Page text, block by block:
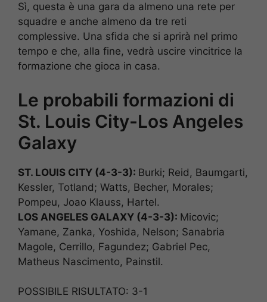
Sì, questa è una gara da almeno una rete per
squadre e anche almeno da tre reti
complessive. Una sfida che si aprirà nel primo
tempo e che, alla fine, vedrà uscire vincitrice la
formazione che gioca in casa.
Le probabili formazioni di
St. Louis City-Los Angeles
Galaxy
ST. LOUIS CITY (4-3-3): Burki; Reid, Baumgarti,
Kessler, Totland; Watts, Becher, Morales;
Pompeu, Joao Klauss, Hartel.
LOS ANGELES GALAXY (4-3-3): Micovic;
Yamane, Zanka, Yoshida, Nelson; Sanabria
Magole, Cerrillo, Fagundez; Gabriel Pec,
Matheus Nascimento, Painstil.
POSSIBILE RISULTATO: 3-1